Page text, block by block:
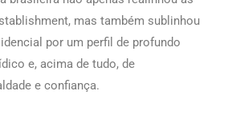
mas também sublinhou
por um perfil de profundo
e, acima de tudo, de
e confiança.